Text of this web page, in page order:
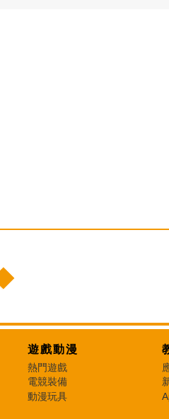
遊戲動漫
熱門遊戲
電競裝備
動漫玩具